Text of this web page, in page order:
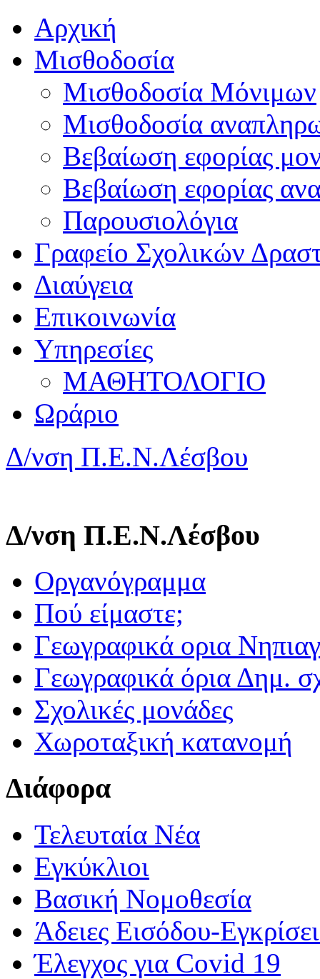
Αρχική
Μισθοδοσία
Μισθοδοσία Μόνιμων
Μισθοδοσία
Βεβαίωση εφορίας
Βεβαίωση εφορίας
Παρουσιολόγια
Γραφείο Σχολικών
Διαύγεια
Επικοινωνία
Υπηρεσίες
ΜΑΘΗΤΟΛΟΓΙΟ
Ωράριο
Δ/νση Π.Ε.Ν.Λέσβου
Δ/νση Π.Ε.Ν.Λέσβου
Οργανόγραμμα
Πού είμαστε;
Γεωγραφικά ορια
Γεωγραφικά όρια Δημ.
Σχολικές μονάδες
Χωροταξική κατανομή
Διάφορα
Τελευταία Νέα
Εγκύκλιοι
Βασική Νομοθεσία
Άδειες Εισόδου-
Έλεγχος για Covid 19